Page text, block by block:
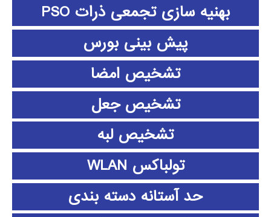
بهنیه سازی تجمعی ذرات PSO
پیش بینی بورس
تشخیص امضا
تشخیص جعل
تشخیص لبه
تولباکس WLAN
حد آستانه دسته بندی